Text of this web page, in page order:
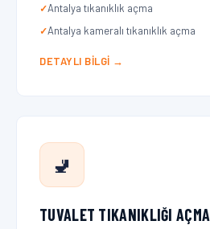
Antalya tıkanıklık açma
Antalya kameralı tıkanıklık açma
DETAYLI BILGI →
🚽
TUVALET TIKANIKLIĞI AÇMA